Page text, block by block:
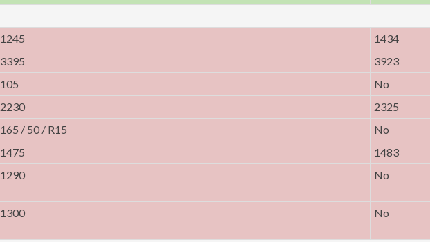
1245
1434
3395
3923
105
No
2230
2325
165 / 50 / R15
No
1475
1483
1290 No
1300 No